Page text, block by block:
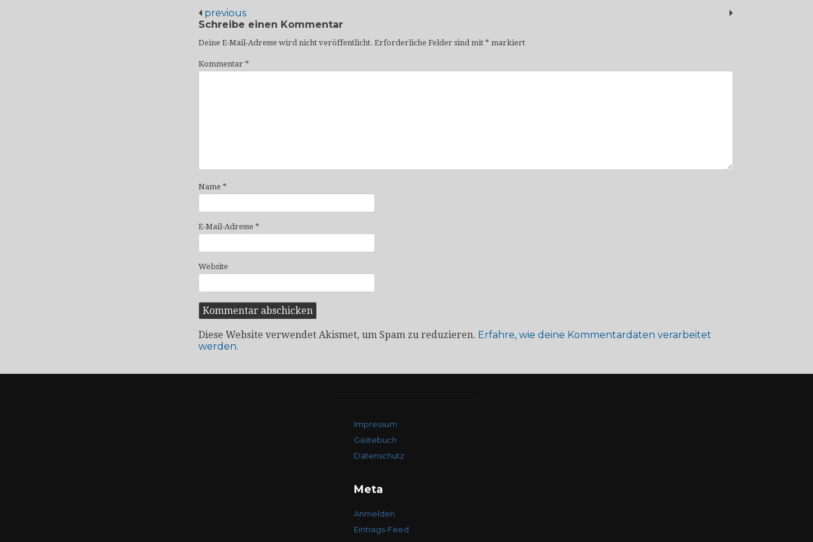
previous
Schreibe einen Kommentar
Deine E-Mail-Adresse wird nicht veröffentlicht. Erforderliche Felder sind mit * markiert
Kommentar *
Name *
E-Mail-Adresse *
Website
Diese Website verwendet Akismet, um Spam zu reduzieren. Erfahre, wie deine Kommentardaten verarbeitet
werden.
Impressum
Gästebuch
Datenschutz
Meta
Anmelden
Eintrags-Feed